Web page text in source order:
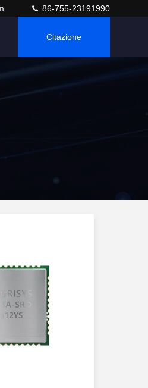
86-755-23191990
Citazione